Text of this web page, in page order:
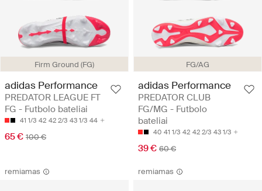
Firm Ground (FG)
adidas Performance
PREDATOR LEAGUE FT
FG - Futbolo bateliai
41 1/3 42 42 2/3 43 1/3 44
65 € 100 €
FG/AG
adidas Performance
PREDATOR CLUB
FG/MG - Futbolo
bateliai
40 41 1/3 42 42 2/3 43 1/3
39 € 60 €
remiamas remiamas